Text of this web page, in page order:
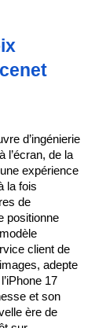
d’ingénierie
l’écran, de la
expérience
la fois
de
positionne
client de
adepte
17
et son
ère de